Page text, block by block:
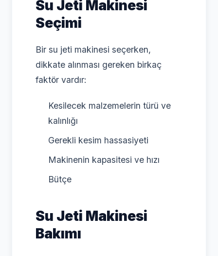
Su Jeti Makinesi
Seçimi
Bir su jeti makinesi seçerken,
dikkate alınması gereken birkaç
faktör vardır:
Kesilecek malzemelerin türü ve
kalınlığı
Gerekli kesim hassasiyeti
Makinenin kapasitesi ve hızı
Bütçe
Su Jeti Makinesi
Bakımı